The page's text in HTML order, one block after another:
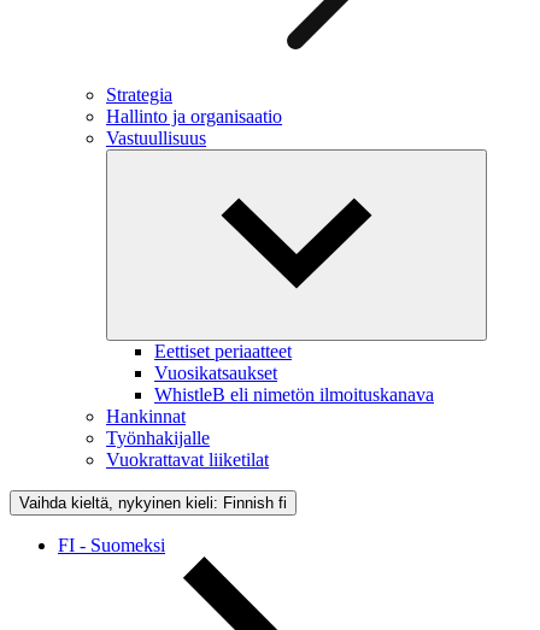
Strategia
Hallinto ja organisaatio
Vastuullisuus
Eettiset periaatteet
Vuosikatsaukset
WhistleB eli nimetön ilmoituskanava
Hankinnat
Työnhakijalle
Vuokrattavat liiketilat
Vaihda kieltä, nykyinen kieli: Finnish fi
FI - Suomeksi